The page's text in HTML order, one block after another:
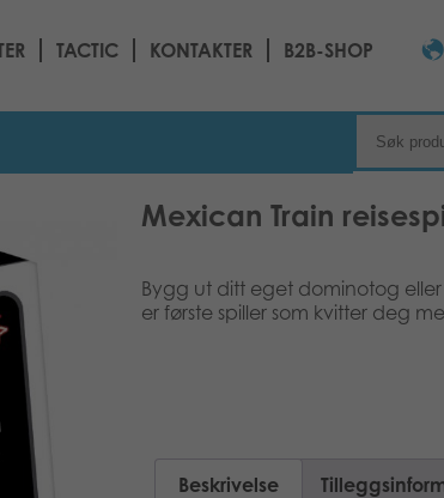
TACTIC KONTAKTER B2B-SHOP
Mexican Train
Bygg ut ditt eget dominotog
er første spiller som kvitter deg
Beskrivelse